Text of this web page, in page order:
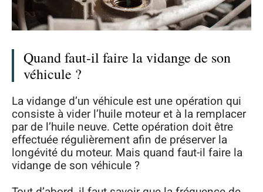
Quand faut-il faire la vidange de son
véhicule ?
La vidange d’un véhicule est une opération qui
consiste à vider l’huile moteur et à la remplacer
par de l’huile neuve. Cette opération doit être
effectuée régulièrement afin de préserver la
longévité du moteur. Mais quand faut-il faire la
vidange de son véhicule ?